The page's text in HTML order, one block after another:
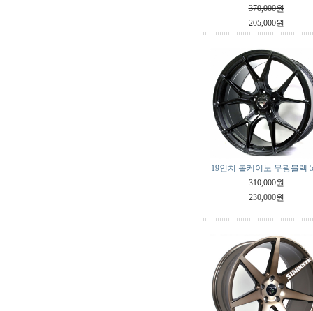
370,000원
205,000원
19인치 볼케이노 무광블랙
310,000원
230,000원